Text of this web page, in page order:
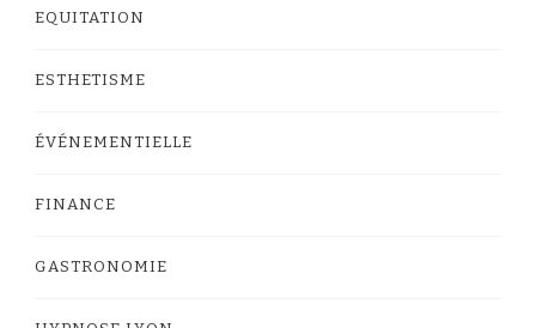
EQUITATION
ESTHETISME
ÉVÉNEMENTIELLE
FINANCE
GASTRONOMIE